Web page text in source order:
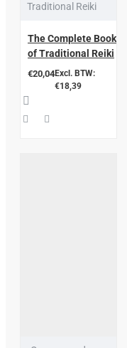
Traditional Reiki
The Complete Book
of Traditional Reiki
€20,04Excl. BTW:
€18,39